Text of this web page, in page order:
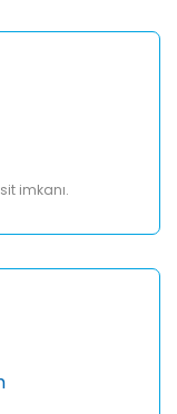
imkanı.